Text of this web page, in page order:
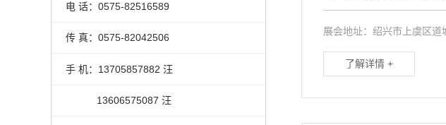
电 话：0575-82516589
传 真：0575-82042506
手 机：13705857882 汪
13606575087 汪
展会地址：绍兴市上虞区道
了解详情 +